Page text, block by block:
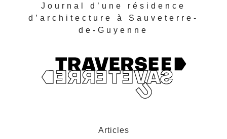
Journal d’une résidence
d’architecture à Sauveterre-
de-Guyenne
Articles